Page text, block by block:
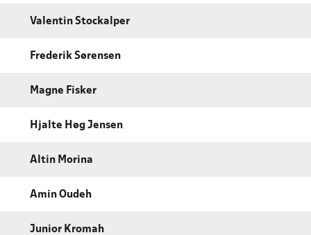
Valentin Stockalper
Frederik Sørensen
Magne Fisker
Hjalte Høg Jensen
Altin Morina
Amin Oudeh
Junior Kromah